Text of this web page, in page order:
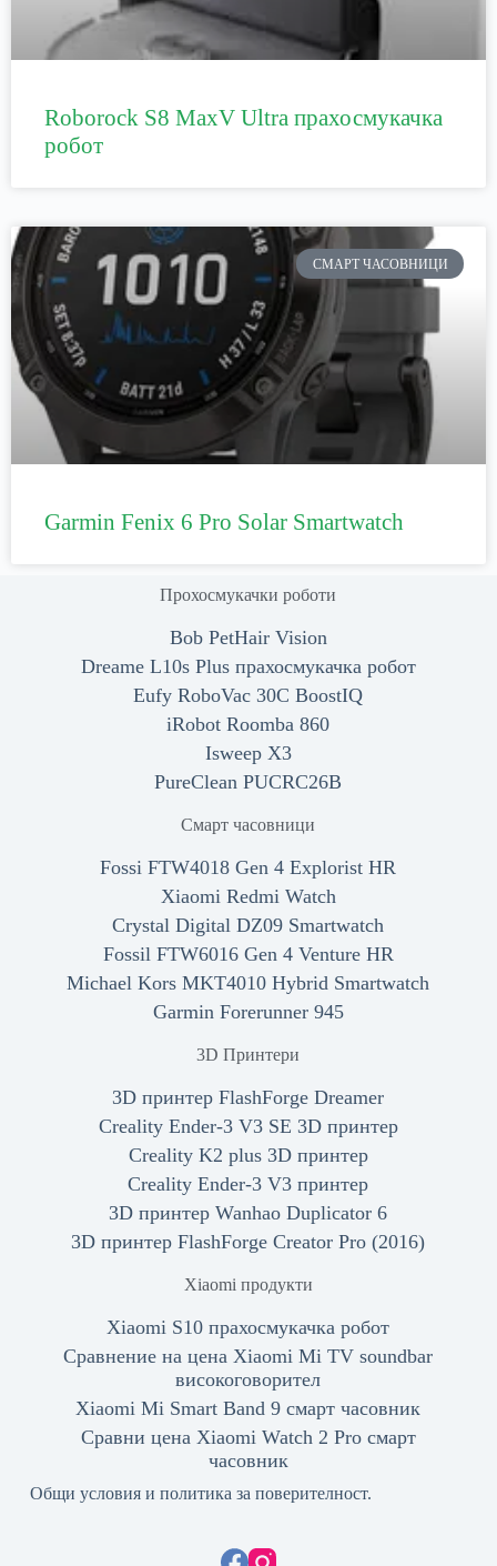
Roborock S8 MaxV Ultra прахосмукачка
робот
СМАРТ ЧАСОВНИЦИ
Garmin Fenix 6 Pro Solar Smartwatch
Прохосмукачки роботи
Bob PetHair Vision
Dreame L10s Plus прахосмукачка робот
Eufy RoboVac 30C BoostIQ
iRobot Roomba 860
Isweep X3
PureClean PUCRC26B
Смарт часовници
Fossi FTW4018 Gen 4 Explorist HR
Xiaomi Redmi Watch
Crystal Digital DZ09 Smartwatch
Fossil FTW6016 Gen 4 Venture HR
Michael Kors MKT4010 Hybrid Smartwatch
Garmin Forerunner 945
3D Принтери
3D принтер FlashForge Dreamer
Creality Ender-3 V3 SE 3D принтер
Creality K2 plus 3D принтер
Creality Ender-3 V3 принтер
3D принтер Wanhao Duplicator 6
3D принтер FlashForge Creator Pro (2016)
Xiaomi продукти
Xiaomi S10 прахосмукачка робот
Сравнение на цена Xiaomi Mi TV soundbar
високоговорител
Xiaomi Mi Smart Band 9 смарт часовник
Сравни цена Xiaomi Watch 2 Pro смарт
часовник
Общи условия и политика за поверителност.